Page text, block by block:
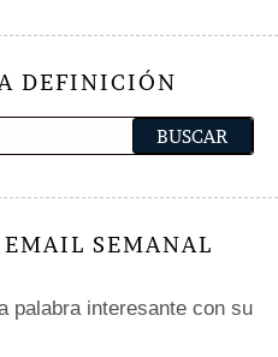
DEFINICIÓN
EMAIL SEMANAL
palabra interesante con su